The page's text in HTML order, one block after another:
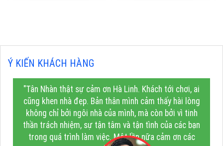
Ý KIẾN KHÁCH HÀNG
"Tân Nhàn thật sự cảm ơn Hà Linh. Khách tới chơi, ai
cũng khen nhà đẹp. Bản thân mình cảm thấy hài lòng
không chỉ bởi ngôi nhà của mình, mà còn bởi vì tinh
thần trách nhiệm, sự tận tâm và tận tình của các bạn
trong quá trình làm việc. Một lần nữa cảm ơn các